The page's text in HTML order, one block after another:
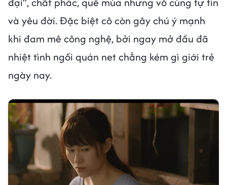
và yêu đời. Đặc biệt cô còn gây chú ý mạnh
khi đam mê công nghệ, bởi ngay mở đầu đã
nhiệt tình ngồi quán net chẳng kém gì giới trẻ
ngày nay.